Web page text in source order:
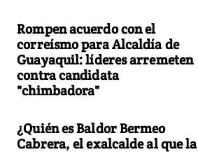
Rompen acuerdo con el
correísmo para Alcaldía de
Guayaquil: líderes arremeten
contra candidata
"chimbadora"
¿Quién es Baldor Bermeo
Cabrera, el exalcalde al que la